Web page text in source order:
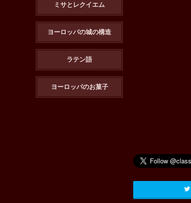
ミサとレクイエム
ヨーロッパの城の構造
ラテン語
ヨーロッパのお菓子